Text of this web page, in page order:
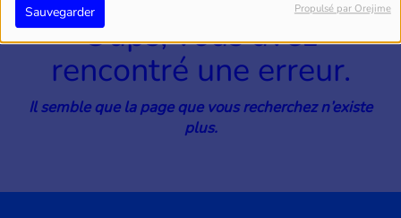
Sauvegarder Propulsé par Orejime
Oups, vous avez
rencontré une erreur.
Il semble que la page que vous recherchez n’existe
plus.